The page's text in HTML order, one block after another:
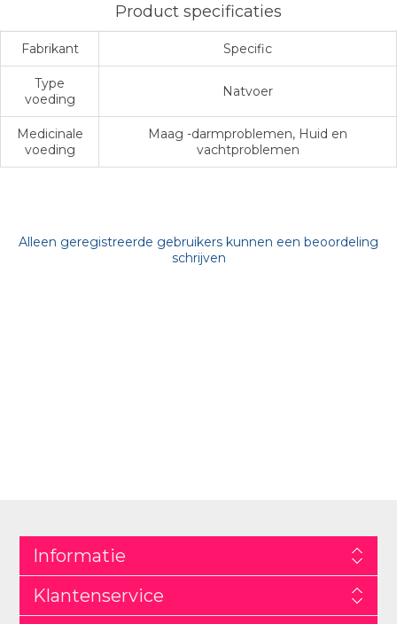
Product specificaties
Fabrikant Specific
Type
voeding
Natvoer
Medicinale
voeding
Maag -darmproblemen, Huid en
vachtproblemen
Alleen geregistreerde gebruikers kunnen een beoordeling
schrijven
Informatie
Klantenservice